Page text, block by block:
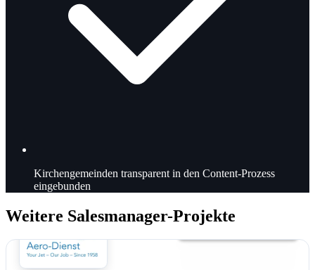
Kirchengemeinden transparent in den Content-Prozess
eingebunden
Weitere Salesmanager-Projekte
Salesroom